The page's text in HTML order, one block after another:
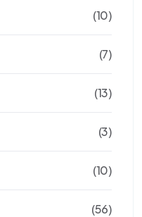
(10)
(7)
(13)
(3)
(10)
(56)